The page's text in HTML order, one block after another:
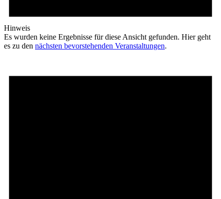
Hinweis
Es wurden keine Ergebnisse für diese Ansicht gefunden. Hier geht
es zu den nächsten bevorstehenden Veranstaltungen.